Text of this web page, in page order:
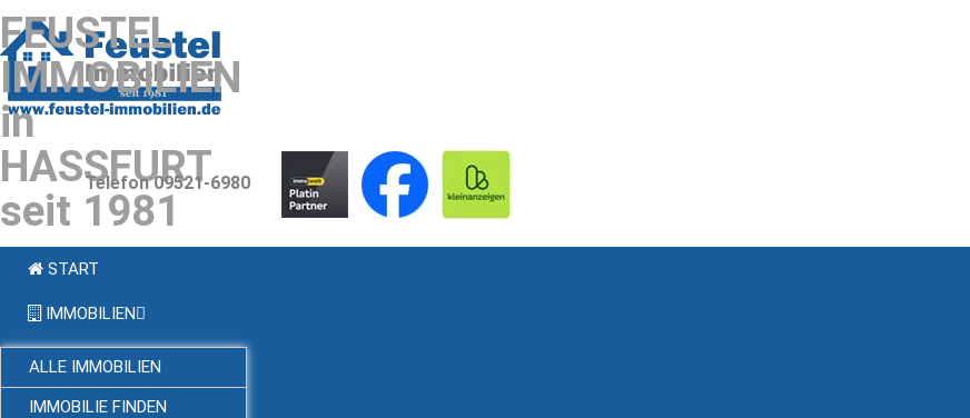
FEUSTEL
IMMOBILIEN
in
HASSFURT
seit 1981
Telefon 09521-6980
START
IMMOBILIEN
ALLE IMMOBILIEN
IMMOBILIE FINDEN